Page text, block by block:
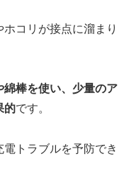
コリが接点に溜まり
棒を使い、少量のア
的です。
トラブルを予防でき